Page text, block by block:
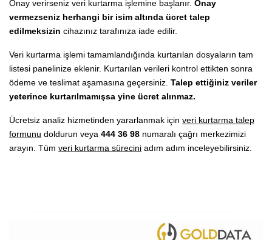
Onay verirseniz veri kurtarma işlemine başlanır. Onay
vermezseniz herhangi bir isim altında ücret talep
edilmeksizin cihazınız tarafınıza iade edilir.
Veri kurtarma işlemi tamamlandığında kurtarılan dosyaların tam
listesi panelinize eklenir. Kurtarılan verileri kontrol ettikten sonra
ödeme ve teslimat aşamasına geçersiniz. Talep ettiğiniz veriler
yeterince kurtarılmamışsa yine ücret alınmaz.
Ücretsiz analiz hizmetinden yararlanmak için veri kurtarma talep
formunu doldurun veya 444 36 98 numaralı çağrı merkezimizi
arayın. Tüm veri kurtarma sürecini adım adım inceleyebilirsiniz.